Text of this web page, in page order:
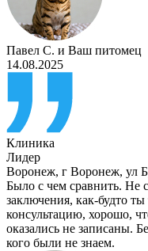
Павел С. и Ваш питомец
14.08.2025
Клиника
Лидер
Воронеж, г Воронеж, ул
Было с чем сравнить. Не
заключения, как-будто
консультацию, хорошо,
оказались не записаны.
кого были не знаем.